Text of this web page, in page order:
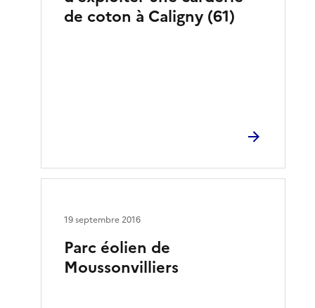
de coton à Caligny (61)
Parc éolien de
Moussonvilliers
19 septembre 2016